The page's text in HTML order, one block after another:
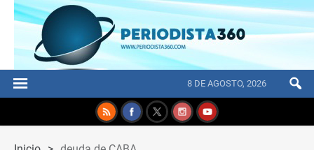
8 DE AGOSTO, 2026